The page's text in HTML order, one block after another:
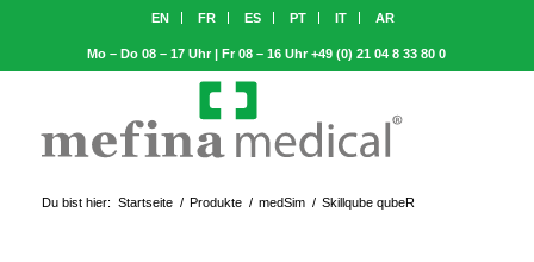
EN FR ES PT IT AR
Mo – Do 08 – 17 Uhr | Fr 08 – 16 Uhr+49 (0) 21 04 8 33 80 0
Du bist hier: Startseite / Produkte / medSim / Skillqube qubeR